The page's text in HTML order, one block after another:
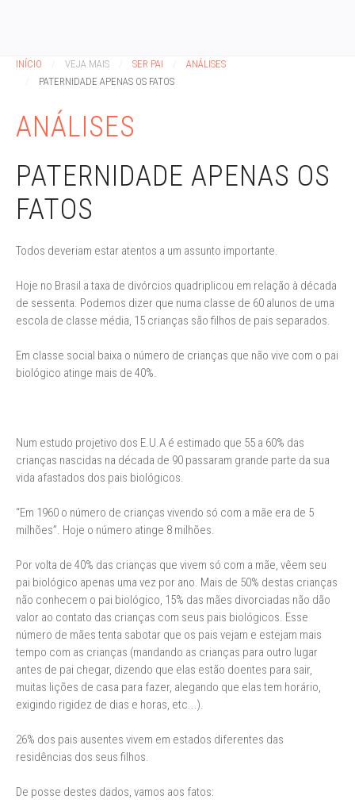
INÍCIO VEJA MAIS SER PAI
ANÁLISES
PATERNIDADE APENAS OS FATOS
ANÁLISES
PATERNIDADE APENAS OS
FATOS
Todos deveriam estar atentos a um assunto importante.
Hoje no Brasil a taxa de divórcios quadriplicou em relação à década
de sessenta. Podemos dizer que numa classe de 60 alunos de uma
escola de classe média, 15 crianças são filhos de pais separados.
Em classe social baixa o número de crianças que não vive com o pai
biológico atinge mais de 40%.
Num estudo projetivo dos E.U.A é estimado que 55 a 60% das
crianças nascidas na década de 90 passaram grande parte da sua
vida afastados dos pais biológicos.
“Em 1960 o número de crianças vivendo só com a mãe era de 5
milhões”. Hoje o número atinge 8 milhões.
Por volta de 40% das crianças que vivem só com a mãe, vêem seu
pai biológico apenas uma vez por ano. Mais de 50% destas crianças
não conhecem o pai biológico, 15% das mães divorciadas não dão
valor ao contato das crianças com seus pais biológicos. Esse
número de mães tenta sabotar que os pais vejam e estejam mais
tempo com as crianças (mandando as crianças para outro lugar
antes de pai chegar, dizendo que elas estão doentes para sair,
muitas lições de casa para fazer, alegando que elas tem horário,
exigindo rigidez de dias e horas, etc...).
26% dos pais ausentes vivem em estados diferentes das
residências dos seus filhos.
De posse destes dados, vamos aos fatos: